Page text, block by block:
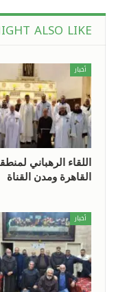
ALSO LIKE
أخبار
اللقاء الرهباني
القاهرة ومدن القناة
أخبار